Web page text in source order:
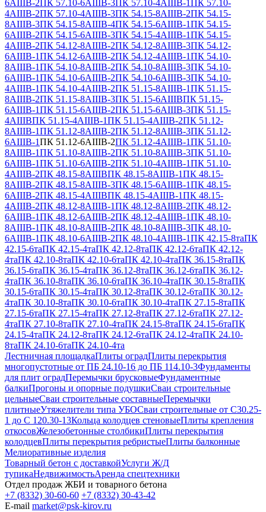
6АIIIВ-2 ПК 57.10-6АIIIВ-3 ПК 57.10-4АIIIВ-1
ПК 57.10-
4АIIIВ-2ПК 57.10-4АIIIВ-3ПК 54.15-8АIIIВ-2ПК 54.15-
8АIIIВ-3ПК 54.15-8АIIIВ-4ПК 54.15-6АIIIВ-1ПК 54.15-
6АIIIВ-2ПК 54.15-6АIIIВ-3ПК 54.15-4АIIIВ-1ПК 54.15-
4АIIIВ-2ПК 54.12-8АIIIВ-2ПК 54.12-8АIIIВ-3ПК 54.12-
6АIIIВ-1ПК 54.12-6АIIIВ-2ПК 54.12-4АIIIВ-1ПК 54.10-
8АIIIВ-1ПК 54.10-8АIIIВ-2ПК 54.10-8АIIIВ-3ПК 54.10-
6АIIIВ-1ПК 54.10-6АIIIВ-2ПК 54.10-6АIIIВ-3ПК 54.10-
4АIIIВ-1ПК 54.10-4АIIIВ-2ПК 51.15-8АIIIВ-1ПК 51.15-
8АIIIВ-2ПК 51.15-8АIIIВ-3ПК 51.15-6АIIIВПК 51.15-
6АIIIВ-1ПК 51.15-6АIIIВ-2ПК 51.15-6АIIIВ-3ПК 51.15-
4АIIIВПК 51.15-4АIIIВ-1ПК 51.15-4АIIIВ-2ПК 51.12-
8АIIIВ-1ПК 51.12-8АIIIВ-2ПК 51.12-8АIIIВ-3ПК 51.12-
6АIIIВ-1ПК 51.12-6АIIIВ-2ПК 51.12-4АIIIВ-1ПК 51.10-
8АIIIВ-1ПК 51.10-8АIIIВ-2ПК 51.10-8АIIIВ-3ПК 51.10-
6АIIIВ-1ПК 51.10-6АIIIВ-2ПК 51.10-4АIIIВ-1ПК 51.10-
4АIIIВ-2ПК 48.15-8АIIIВПК 48.15-8АIIIВ-1ПК 48.15-
8АIIIВ-2ПК 48.15-8АIIIВ-3ПК 48.15-6АIIIВ-1ПК 48.15-
6АIIIВ-2ПК 48.15-4АIIIВПК 48.15-4АIIIВ-1ПК 48.15-
4АIIIВ-2ПК 48.12-8АIIIВ-1ПК 48.12-8АIIIВ-2ПК 48.12-
6АIIIВ-1ПК 48.12-6АIIIВ-2ПК 48.12-4АIIIВ-1ПК 48.10-
8АIIIВ-1ПК 48.10-8АIIIВ-2ПК 48.10-8АIIIВ-3ПК 48.10-
6АIIIВ-1ПК 48.10-6АIIIВ-2ПК 48.10-4АIIIВ-1ПК 42.15-8таПК
42.15-6таПК 42.15-4таПК 42.12-8таПК 42.12-6таПК 42.12-
4таПК 42.10-8таПК 42.10-6таПК 42.10-4таПК 36.15-8таПК
36.15-6таПК 36.15-4таПК 36.12-8таПК 36.12-6таПК 36.12-
4таПК 36.10-8таПК 36.10-6таПК 36.10-4таПК 30.15-8таПК
30.15-6таПК 30.15-4таПК 30.12-8таПК 30.12-6таПК 30.12-
4таПК 30.10-8таПК 30.10-6таПК 30.10-4таПК 27.15-8таПК
27.15-6таПК 27.15-4таПК 27.12-8таПК 27.12-6таПК 27.12-
4таПК 27.10-8таПК 27.10-4таПК 24.15-8таПК 24.15-6таПК
24.15-4таПК 24.12-8таПК 24.12-6таПК 24.12-4таПК 24.10-
8таПК 24.10-6таПК 24.10-4та
Лестничная площадкаПлиты оградПлиты перекрытия
многопустотные от ПБ 24.10-16 до ПБ 114.10-3Фундаменты
для плит оградПеремычки брусковыеФундаментные
балкиПрогоны и опорные подушкиСваи строительные
цельныеСваи строительные составныеПеремычки
плитныеУтяжелители типа УБОСваи строительные от С30.25-
1 до С 120.30-13Кольца колодцев стеновыеПлиты крепления
откосовЖелезобетонные столбикиПлиты перекрытия
колодцевПлиты перекрытия ребристыеПлиты балконные
Мелиоративные изделия
Товарный бетон с доставкойУслуги Ж/Д
тупикаНедвижимостьАренда спецтехники
Отдел продаж ЖБИ и товарного бетона
+7 (8332) 30-60-60 +7 (8332) 30-43-42
E-mail market@psk-kirov.ru